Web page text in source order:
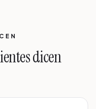
dicen